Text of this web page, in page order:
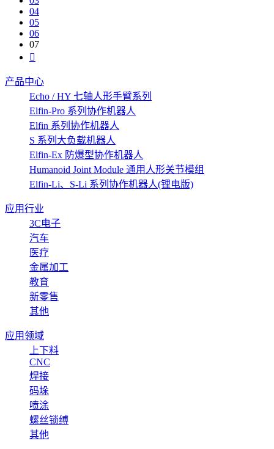
04
05
06
07
产品中心
Echo / HY 七轴人形手臂系列
Elfin-Pro 系列协作机器人
Elfin 系列协作机器人
S 系列大负载机器人
Elfin-Ex 防爆型协作机器人
Humanoid Joint Module 通用人形关节模组
Elfin-Li、S-Li 系列协作机器人(锂电版)
应用行业
3C电子
汽车
医疗
金属加工
教育
新零售
其他
应用领域
上下料
CNC
焊接
码垛
喷涂
螺丝锁缚
其他